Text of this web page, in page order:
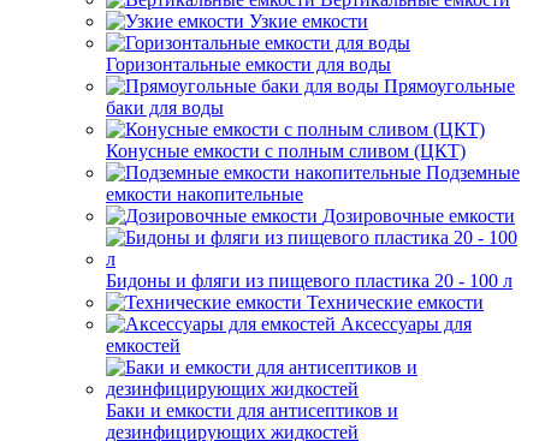
Узкие емкости
Горизонтальные емкости для воды
Прямоугольные
баки для воды
Конусные емкости с полным сливом (ЦКТ)
Подземные
емкости накопительные
Дозировочные емкости
Бидоны и фляги из пищевого пластика 20 - 100 л
Технические емкости
Аксессуары для
емкостей
Баки и емкости для антисептиков и
дезинфицирующих жидкостей